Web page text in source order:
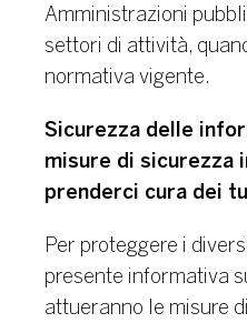
Amministrazioni
settori di attività,
normativa vigente.
Sicurezza delle
misure di sicurezza
prenderci cura dei
Per proteggere i
presente informativa
attueranno le misure